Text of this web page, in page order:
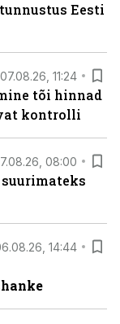
Eesti
07.08.26, 11:24
tõi hinnad
kontrolli
08:00
14:44